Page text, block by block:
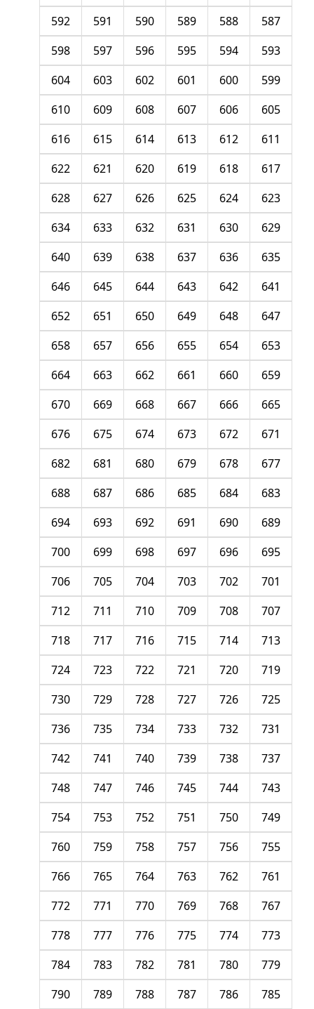
587
588
589
590
591
592
593
594
595
596
597
598
599
600
601
602
603
604
605
606
607
608
609
610
611
612
613
614
615
616
617
618
619
620
621
622
623
624
625
626
627
628
629
630
631
632
633
634
635
636
637
638
639
640
641
642
643
644
645
646
647
648
649
650
651
652
653
654
655
656
657
658
659
660
661
662
663
664
665
666
667
668
669
670
671
672
673
674
675
676
677
678
679
680
681
682
683
684
685
686
687
688
689
690
691
692
693
694
695
696
697
698
699
700
701
702
703
704
705
706
707
708
709
710
711
712
713
714
715
716
717
718
719
720
721
722
723
724
725
726
727
728
729
730
731
732
733
734
735
736
737
738
739
740
741
742
743
744
745
746
747
748
749
750
751
752
753
754
755
756
757
758
759
760
761
762
763
764
765
766
767
768
769
770
771
772
773
774
775
776
777
778
779
780
781
782
783
784
785
786
787
788
789
790